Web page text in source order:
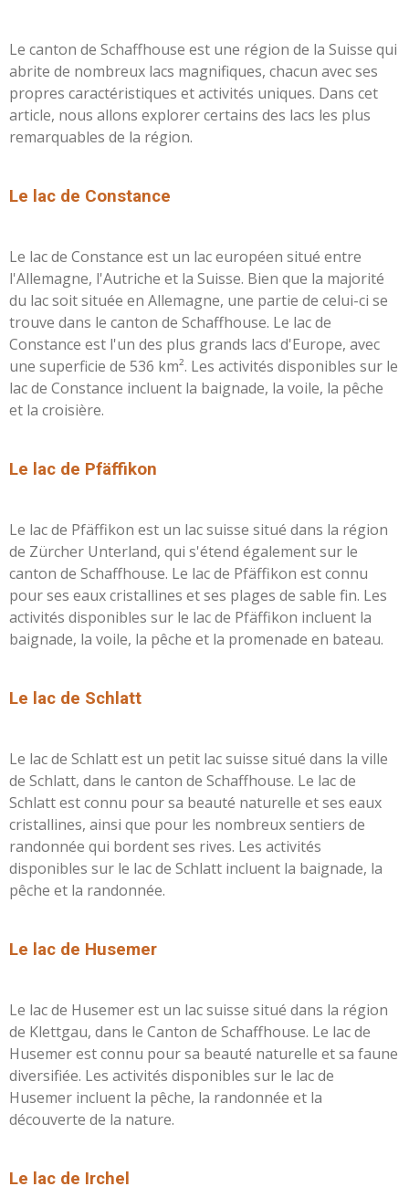
Le canton de Schaffhouse est une région de la Suisse qui
abrite de nombreux lacs magnifiques, chacun avec ses
propres caractéristiques et activités uniques. Dans cet
article, nous allons explorer certains des lacs les plus
remarquables de la région.
Le lac de Constance
Le lac de Constance est un lac européen situé entre
l'Allemagne, l'Autriche et la Suisse. Bien que la majorité
du lac soit située en Allemagne, une partie de celui-ci se
trouve dans le canton de Schaffhouse. Le lac de
Constance est l'un des plus grands lacs d'Europe, avec
une superficie de 536 km². Les activités disponibles sur le
lac de Constance incluent la baignade, la voile, la pêche
et la croisière.
Le lac de Pfäffikon
Le lac de Pfäffikon est un lac suisse situé dans la région
de Zürcher Unterland, qui s'étend également sur le
canton de Schaffhouse. Le lac de Pfäffikon est connu
pour ses eaux cristallines et ses plages de sable fin. Les
activités disponibles sur le lac de Pfäffikon incluent la
baignade, la voile, la pêche et la promenade en bateau.
Le lac de Schlatt
Le lac de Schlatt est un petit lac suisse situé dans la ville
de Schlatt, dans le canton de Schaffhouse. Le lac de
Schlatt est connu pour sa beauté naturelle et ses eaux
cristallines, ainsi que pour les nombreux sentiers de
randonnée qui bordent ses rives. Les activités
disponibles sur le lac de Schlatt incluent la baignade, la
pêche et la randonnée.
Le lac de Husemer
Le lac de Husemer est un lac suisse situé dans la région
de Klettgau, dans le Canton de Schaffhouse. Le lac de
Husemer est connu pour sa beauté naturelle et sa faune
diversifiée. Les activités disponibles sur le lac de
Husemer incluent la pêche, la randonnée et la
découverte de la nature.
Le lac de Irchel